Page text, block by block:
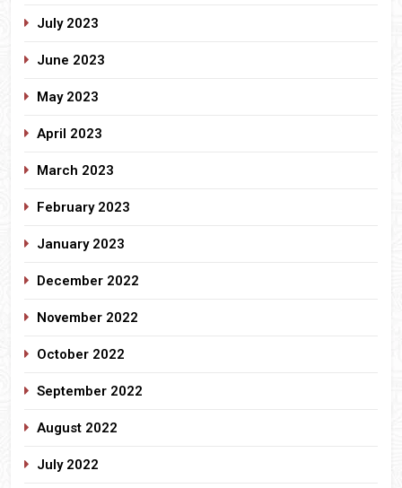
July 2023
June 2023
May 2023
April 2023
March 2023
February 2023
January 2023
December 2022
November 2022
October 2022
September 2022
August 2022
July 2022